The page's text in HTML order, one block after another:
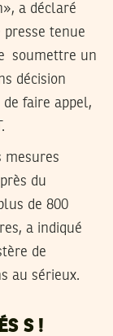
a déclaré
presse tenue
soumettre un
décision
faire appel,
mesures
du
de 800
a indiqué
de
au sérieux.
S !